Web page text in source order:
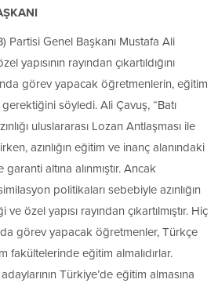
Partisi Genel Başkanı Mustafa Ali
yapısının rayından çıkartıldığını
görev yapacak öğretmenlerin, eğitim
söyledi. Ali Çavuş, “Batı
uluslararası Lozan Antlaşması ile
azınlığın eğitim ve inanç alanındaki
altına alınmıştır. Ancak
politikaları sebebiyle azınlığın
özel yapısı rayından çıkartılmıştır. Hiç
görev yapacak öğretmenler, Türkçe
fakültelerinde eğitim almalıdırlar.
Türkiye’de eğitim almasına